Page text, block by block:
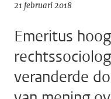
21 februari 2018
Emeritus
veranderde